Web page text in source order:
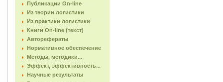
Публикации On-line
Из теории логистики
Из практики логистики
Книги On-line (текст)
Авторефераты
Нормативное обеспечение
Методы, методики...
Эффект, эффективность...
Научные результаты